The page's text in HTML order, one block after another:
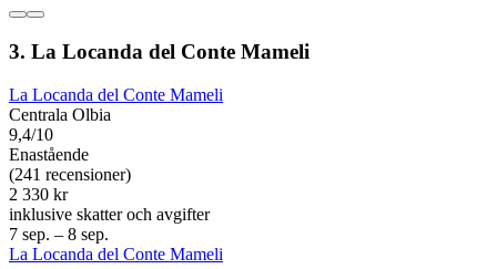
3. La Locanda del Conte Mameli
La Locanda del Conte Mameli
Centrala Olbia
9,4/10
Enastående
(241 recensioner)
2 330 kr
inklusive skatter och avgifter
7 sep. – 8 sep.
La Locanda del Conte Mameli